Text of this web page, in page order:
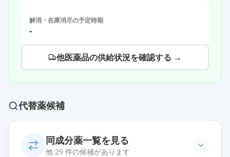
解消・在庫消尽の予定時期
-
他医薬品の供給状況を確認する →
代替薬候補
同成分薬一覧を見る
他 29 件の候補があります